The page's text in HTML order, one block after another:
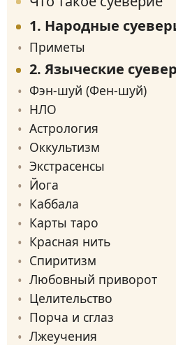
1. Народные
Приметы
2. Языческие
Фэн-шуй (Фен-шуй)
НЛО
Астрология
Оккультизм
Экстрасенсы
Йога
Каббала
Карты таро
Красная нить
Спиритизм
Любовный приворот
Целительство
Порча и сглаз
Лжеучения